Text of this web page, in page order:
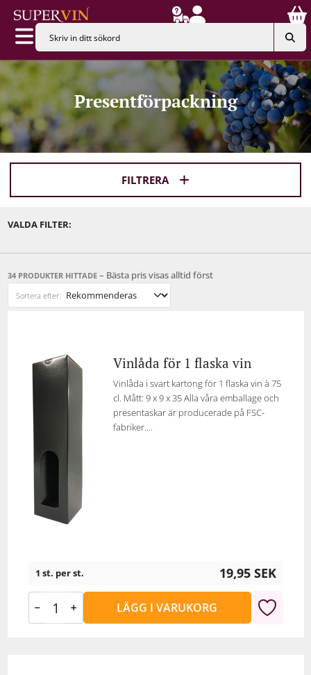
Presentförpackning
FILTRERA
VALDA FILTER:
34 PRODUKTER HITTADE – Bästa pris visas alltid först
Sortera efter:
Vinlåda för 1 flaska vin
Vinlåda i svart kartong för 1 flaska vin à 75
cl. Mått: 9 x 9 x 35 Alla våra emballage och
presentaskar är producerade på FSC-
fabriker....
1 st. per st. 19,95 SEK
LÄGG I VARUKORG